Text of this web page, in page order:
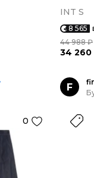
INT S
8 565
44 988 ₽
34 260
0
F